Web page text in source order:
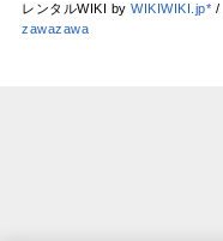
レンタルWIKI byWIKIWIKI.jp* /
zawazawa